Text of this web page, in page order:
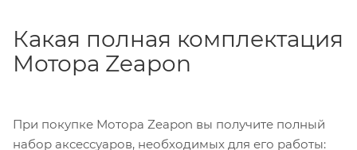
Какая полная комплектация
Мотора Zeapon
При покупке Мотора Zeapon вы получите полный
набор аксессуаров, необходимых для его работы: